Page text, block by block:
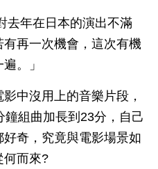
去年在日本的演出不滿
再一次機會，這次有機
。」
中沒用上的音樂片段，
組曲加長到23分，自己
奇，究竟與電影場景如
何而來?